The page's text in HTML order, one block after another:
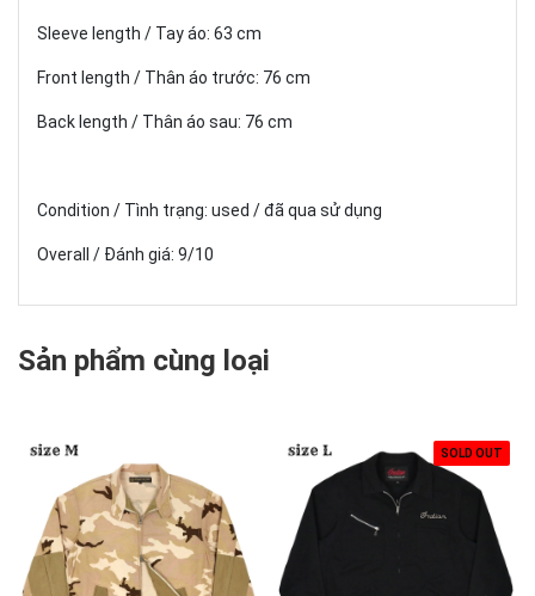
Sleeve length / Tay áo: 63 cm
Front length / Thân áo trước: 76 cm
Back length / Thân áo sau: 76 cm
Condition / Tình trạng: used / đã qua sử dụng
Overall / Đánh giá: 9/10
Sản phẩm cùng loại
SOLD OUT